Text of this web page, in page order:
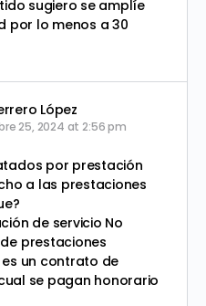
sugiero se amplíe
por lo menos a 30
López
25, 2024 at 2:56 pm
por prestación
a las prestaciones
de servicio No
prestaciones
un contrato de
se pagan honorario